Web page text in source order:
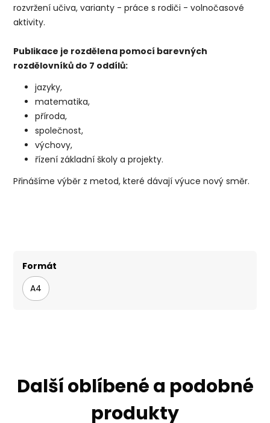
rozvržení učiva, varianty - práce s rodiči - volnočasové
aktivity.
Publikace je rozdělena pomocí barevných
rozdělovníků do 7 oddílů:
jazyky,
matematika,
příroda,
společnost,
výchovy,
řízení základní školy a projekty.
Přinášíme výběr z metod, které dávají výuce nový směr.
Formát
A4
Další oblíbené a podobné
produkty